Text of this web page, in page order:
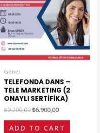
Genel
TELEFONDA DANS –
TELE MARKETING (2
ONAYLI SERTİFİKA)
₺9.200,00₺6.900,00
ADD TO CART